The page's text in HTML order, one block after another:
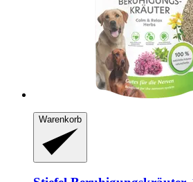
Warenkorb